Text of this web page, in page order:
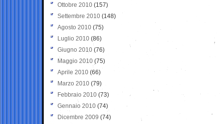
Ottobre 2010 (157)
Settembre 2010 (148)
Agosto 2010 (75)
Luglio 2010 (86)
Giugno 2010 (76)
Maggio 2010 (75)
Aprile 2010 (66)
Marzo 2010 (79)
Febbraio 2010 (73)
Gennaio 2010 (74)
Dicembre 2009 (74)